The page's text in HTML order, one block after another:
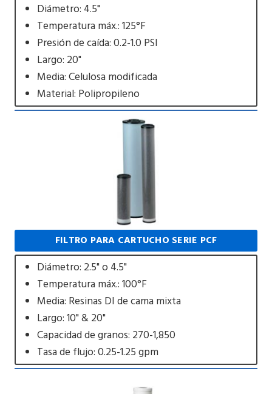
Diámetro: 4.5"
Temperatura máx.: 125°F
Presión de caída: 0.2-1.0 PSI
Largo: 20"
Media: Celulosa modificada
Material: Polipropileno
FILTRO PARA CARTUCHO SERIE PCF
Diámetro: 2.5" o 4.5"
Temperatura máx.: 100°F
Media: Resinas DI de cama mixta
Largo: 10" & 20"
Capacidad de granos: 270-1,850
Tasa de flujo: 0.25-1.25 gpm